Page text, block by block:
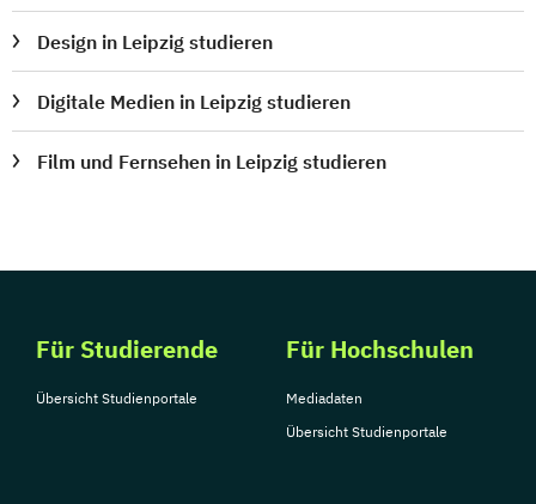
Design in Leipzig studieren
Digitale Medien in Leipzig studieren
Film und Fernsehen in Leipzig studieren
Für Studierende
Übersicht Studienportale
Für Hochschulen
Mediadaten
Übersicht Studienportale